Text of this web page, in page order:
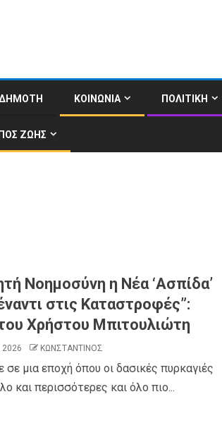
ΚΟΙΝΩΝΙΑ ΠΟΛΙΤΙΚΗ
ΖΩΗΣ
Νοημοσύνη η Νέα ‘Ασπίδα’
στις Καταστροφές”:
Χρήστου Μπιτουλιώτη
2026 ΚΩΝΣΤΑΝΤΙΝΟΣ
σε μια εποχή όπου οι δασικές πυρκαγιές
και περισσότερες και όλο πιο...